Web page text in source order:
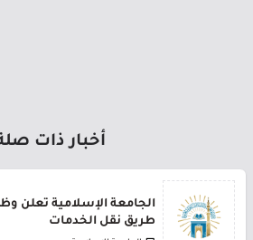
أخبار ذات
الجامعة الإسلامية تعلن
طريق نقل الخدمات